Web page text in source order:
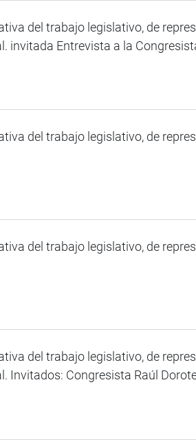
del trabajo legislativo, de
invitada Entrevista a la
del trabajo legislativo, de
del trabajo legislativo, de
del trabajo legislativo, de
Invitados: Congresista Raúl